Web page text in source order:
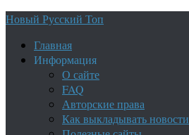
Новый Русский Топ
Главная
Информация
О сайте
FAQ
Авторские права
Как выкладывать новости